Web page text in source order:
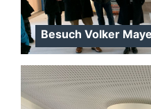
Besuch Volker